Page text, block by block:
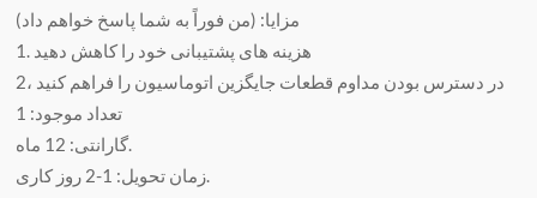
مزایا: (من فوراً به شما پاسخ خواهم داد)
1. هزینه های پشتیبانی خود را کاهش دهید
2، در دسترس بودن مداوم قطعات جایگزین اتوماسیون را فراهم کنید
تعداد موجود: 1
گارانتی: 12 ماه.
زمان تحویل: 1-2 روز کاری.